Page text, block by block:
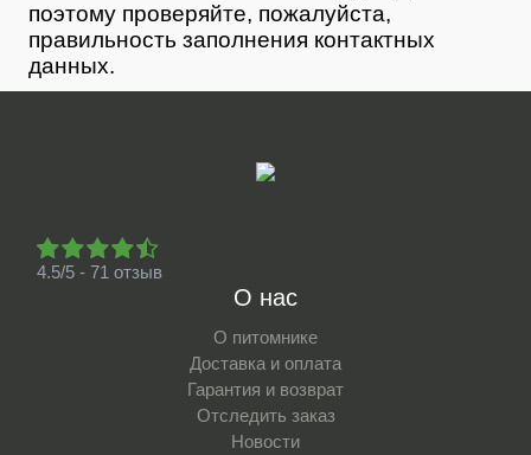
поэтому проверяйте, пожалуйста,
правильность заполнения контактных
данных.
4.5/5 - 71 отзыв
О нас
О питомнике
Доставка и оплата
Гарантия и возврат
Отследить заказ
Новости